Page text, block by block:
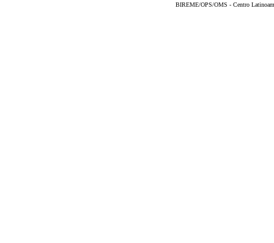
BIREME/OPS/OMS - Centro